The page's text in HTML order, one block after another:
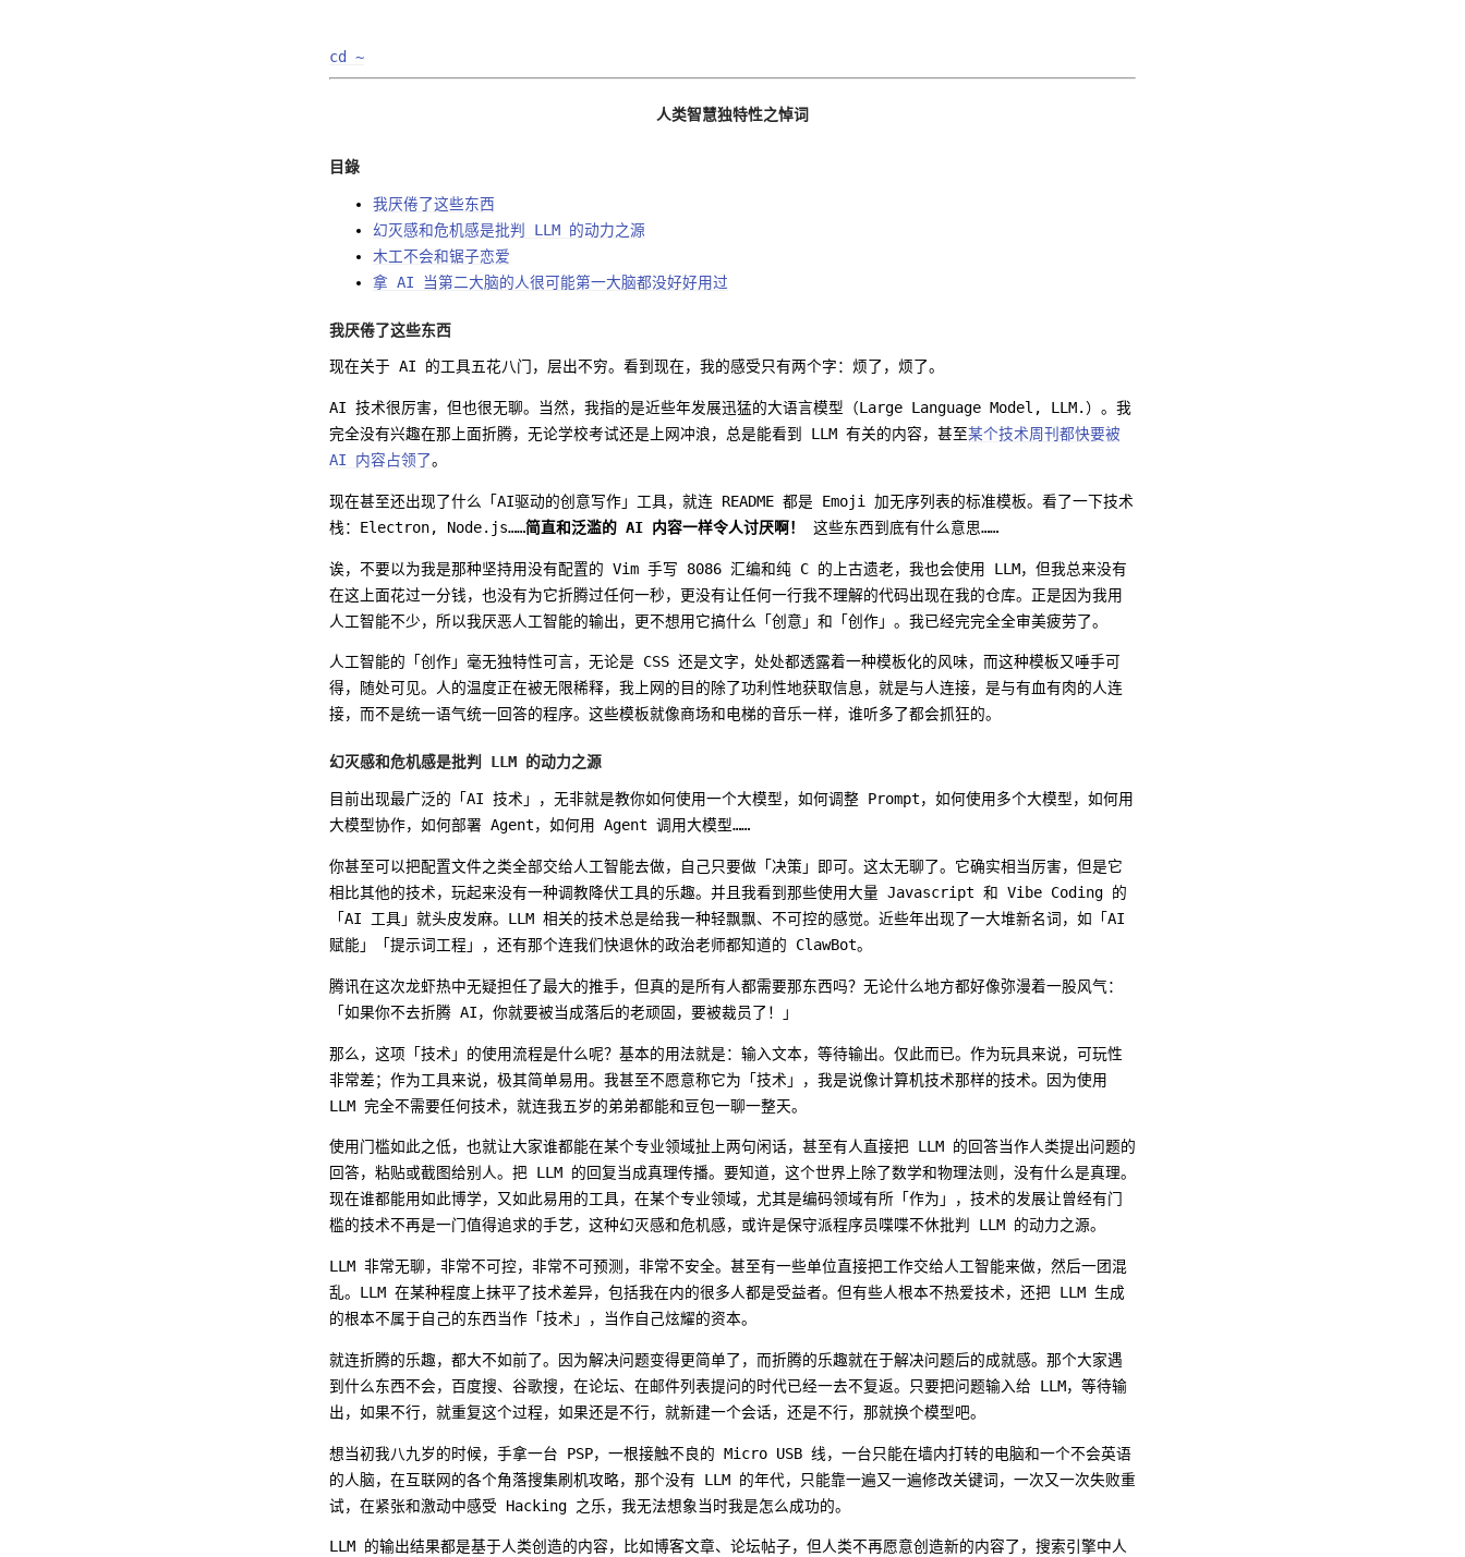
cd ~
人类智慧独特性之悼词
目錄
我厌倦了这些东西
幻灭感和危机感是批判 LLM 的动力之源
木工不会和锯子恋爱
拿 AI 当第二大脑的人很可能第一大脑都没好好用过
我厌倦了这些东西
现在关于 AI 的工具五花八门，层出不穷。看到现在，我的感受只有两个字：烦了，烦了。
AI 技术很厉害，但也很无聊。当然，我指的是近些年发展迅猛的大语言模型（Large Language Model, LLM.）。我
完全没有兴趣在那上面折腾，无论学校考试还是上网冲浪，总是能看到 LLM 有关的内容，甚至某个技术周刊都快要被
AI 内容占领了。
现在甚至还出现了什么「AI驱动的创意写作」工具，就连 README 都是 Emoji 加无序列表的标准模板。看了一下技术
栈：Electron, Node.js……简直和泛滥的 AI 内容一样令人讨厌啊！ 这些东西到底有什么意思……
诶，不要以为我是那种坚持用没有配置的 Vim 手写 8086 汇编和纯 C 的上古遗老，我也会使用 LLM，但我总来没有
在这上面花过一分钱，也没有为它折腾过任何一秒，更没有让任何一行我不理解的代码出现在我的仓库。正是因为我用
人工智能不少，所以我厌恶人工智能的输出，更不想用它搞什么「创意」和「创作」。我已经完完全全审美疲劳了。
人工智能的「创作」毫无独特性可言，无论是 CSS 还是文字，处处都透露着一种模板化的风味，而这种模板又唾手可
得，随处可见。人的温度正在被无限稀释，我上网的目的除了功利性地获取信息，就是与人连接，是与有血有肉的人连
接，而不是统一语气统一回答的程序。这些模板就像商场和电梯的音乐一样，谁听多了都会抓狂的。
幻灭感和危机感是批判 LLM 的动力之源
目前出现最广泛的「AI 技术」，无非就是教你如何使用一个大模型，如何调整 Prompt，如何使用多个大模型，如何用
大模型协作，如何部署 Agent，如何用 Agent 调用大模型……
你甚至可以把配置文件之类全部交给人工智能去做，自己只要做「决策」即可。这太无聊了。它确实相当厉害，但是它
相比其他的技术，玩起来没有一种调教降伏工具的乐趣。并且我看到那些使用大量 Javascript 和 Vibe Coding 的
「AI 工具」就头皮发麻。LLM 相关的技术总是给我一种轻飘飘、不可控的感觉。近些年出现了一大堆新名词，如「AI
赋能」「提示词工程」，还有那个连我们快退休的政治老师都知道的 ClawBot。
腾讯在这次龙虾热中无疑担任了最大的推手，但真的是所有人都需要那东西吗？无论什么地方都好像弥漫着一股风气：
「如果你不去折腾 AI，你就要被当成落后的老顽固，要被裁员了！」
那么，这项「技术」的使用流程是什么呢？基本的用法就是：输入文本，等待输出。仅此而已。作为玩具来说，可玩性
非常差；作为工具来说，极其简单易用。我甚至不愿意称它为「技术」，我是说像计算机技术那样的技术。因为使用
LLM 完全不需要任何技术，就连我五岁的弟弟都能和豆包一聊一整天。
使用门槛如此之低，也就让大家谁都能在某个专业领域扯上两句闲话，甚至有人直接把 LLM 的回答当作人类提出问题的
回答，粘贴或截图给别人。把 LLM 的回复当成真理传播。要知道，这个世界上除了数学和物理法则，没有什么是真理。
现在谁都能用如此博学，又如此易用的工具，在某个专业领域，尤其是编码领域有所「作为」，技术的发展让曾经有门
槛的技术不再是一门值得追求的手艺，这种幻灭感和危机感，或许是保守派程序员喋喋不休批判 LLM 的动力之源。
LLM 非常无聊，非常不可控，非常不可预测，非常不安全。甚至有一些单位直接把工作交给人工智能来做，然后一团混
乱。LLM 在某种程度上抹平了技术差异，包括我在内的很多人都是受益者。但有些人根本不热爱技术，还把 LLM 生成
的根本不属于自己的东西当作「技术」，当作自己炫耀的资本。
就连折腾的乐趣，都大不如前了。因为解决问题变得更简单了，而折腾的乐趣就在于解决问题后的成就感。那个大家遇
到什么东西不会，百度搜、谷歌搜，在论坛、在邮件列表提问的时代已经一去不复返。只要把问题输入给 LLM，等待输
出，如果不行，就重复这个过程，如果还是不行，就新建一个会话，还是不行，那就换个模型吧。
想当初我八九岁的时候，手拿一台 PSP，一根接触不良的 Micro USB 线，一台只能在墙内打转的电脑和一个不会英语
的人脑，在互联网的各个角落搜集刷机攻略，那个没有 LLM 的年代，只能靠一遍又一遍修改关键词，一次又一次失败重
试，在紧张和激动中感受 Hacking 之乐，我无法想象当时我是怎么成功的。
LLM 的输出结果都是基于人类创造的内容，比如博客文章、论坛帖子，但人类不再愿意创造新的内容了，搜索引擎中人